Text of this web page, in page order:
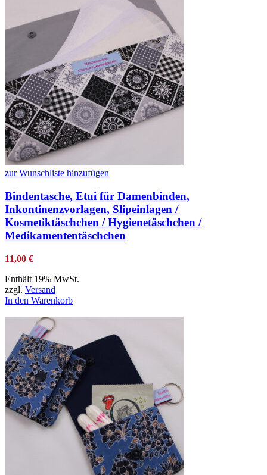
zur Wunschliste hinzufügen
Bindentasche, Etui für Damenbinden,
Inkontinenzvorlagen, Slipeinlagen /
Kosmetiktäschchen / Hygienetäschchen /
Medikamententäschchen
11,00 €
Enthält 19% MwSt.
zzgl. Versand
In den Warenkorb